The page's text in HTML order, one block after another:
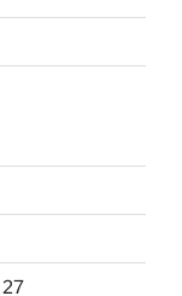
27